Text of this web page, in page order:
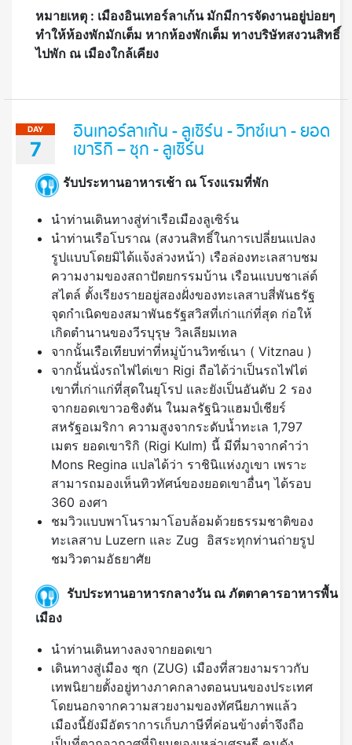
หมายเหตุ : เมืองอินเทอร์ลาเก้น มักมีการจัดงานอยู่บ่อยๆ
ทำให้ห้องพักมักเต็ม หากห้องพักเต็ม ทางบริษัทสงวนสิทธิ์
ไปพัก ณ เมืองใกล้เคียง
DAY
7
อินเทอร์ลาเก้น - ลูเซิร์น - วิทซ์เนา - ยอด
เขาริกิ – ซุก - ลูเซิร์น
รับประทานอาหารเช้า ณ โรงแรมที่พัก
นำท่านเดินทางสู่ท่าเรือเมืองลูเซิร์น
นำท่านเรือโบราณ (สงวนสิทธิ์ในการเปลี่ยนแปลง
รูปแบบโดยมิได้แจ้งล่วงหน้า) เรือล่องทะเลสาบชม
ความงามของสถาปัตยกรรมบ้าน เรือนแบบชาเล่ต์
สไตล์ ตั้งเรียงรายอยู่สองฝั่งของทะเลสาบสี่พันธรัฐ
จุดกำเนิดของสมาพันธรัฐสวิสที่เก่าแก่ที่สุด ก่อให้
เกิดตำนานของวีรบุรุษ วิลเลียมเทล
จากนั้นเรือเทียบท่าที่หมู่บ้านวิทซ์เนา ( Vitznau )
จากนั้นนั่งรถไฟไต่เขา Rigi ถือได้ว่าเป็นรถไฟไต่
เขาที่เก่าแก่ที่สุดในยุโรป และยังเป็นอันดับ 2 รอง
จากยอดเขาวอชิงตัน ในมลรัฐนิวแฮมป์เชียร์
สหรัฐอเมริกา ความสูงจากระดับน้ำทะเล 1,797
เมตร ยอดเขาริกิ (Rigi Kulm) นี้ มีที่มาจากคำว่า
Mons Regina แปลได้ว่า ราชินิแห่งภูเขา เพราะ
สามารถมองเห็นทิวทัศน์ของยอดเขาอื่นๆ ได้รอบ
360 องศา
ชมวิวแบบพาโนรามาโอบล้อมด้วยธรรมชาติของ
ทะเลสาบ Luzern และ Zug อิสระทุกท่านถ่ายรูป
ชมวิวตามอัธยาศัย
รับประทานอาหารกลางวัน ณ ภัตตาคารอาหารพื้น
เมือง
นำท่านเดินทางลงจากยอดเขา
เดินทางสู่เมือง ซุก (ZUG) เมืองที่สวยงามราวกับ
เทพนิยายตั้งอยู่ทางภาคกลางตอนบนของประเทศ
โดยนอกจากความสวยงามของทัศนียภาพแล้ว
เมืองนี้ยังมีอัตราการเก็บภาษีที่ค่อนข้างต่ำจึงถือ